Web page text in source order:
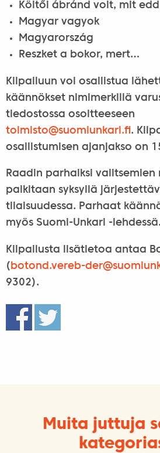
Költői ábránd volt, mit
Magyar vagyok
Magyarország
Reszket a bokor, mert…
Kilpailuun voi osallistua
käännökset nimimerkillä
tiedostossa osoitteeseen
toimisto@suomiunkari.fi.
osallistumisen ajanjakso on
Raadin parhaiksi
palkitaan syksyllä
tilaisuudessa. Parhaat
myös Suomi-Unkari -lehdessä.
Kilpailusta lisätietoa antaa
( botond.vereb-der@
9302).
Muita juttuja